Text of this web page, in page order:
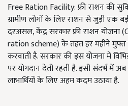
Free Ration Facility: फ्री राशन की
ग्रामीण लोगों के लिए राशन से जुड़ी एक
दरअसल, केंद्र सरकार फ्री राशन
ration scheme) के तहत हर महीने मुफ्त
करवाती है. सरकार की इस योजना में
पर योगदान देती रहती है. इसी संदर्भ में
लाभार्थियों के लिए अहम कदम उठाया है.